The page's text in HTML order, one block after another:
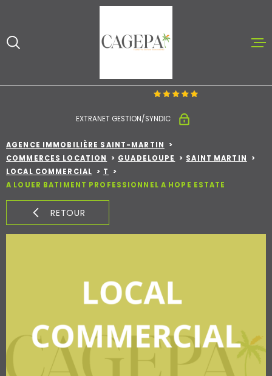
recherche
menu
principal
contenu
EXTRANET GESTION/SYNDIC
AGENCE IMMOBILIÈRE SAINT-MARTIN
COMMERCES LOCATION
GUADELOUPE
SAINT MARTIN
LOCAL COMMERCIAL
T
A LOUER BATIMENT PROFESSIONNEL A HOPE ESTATE
RETOUR